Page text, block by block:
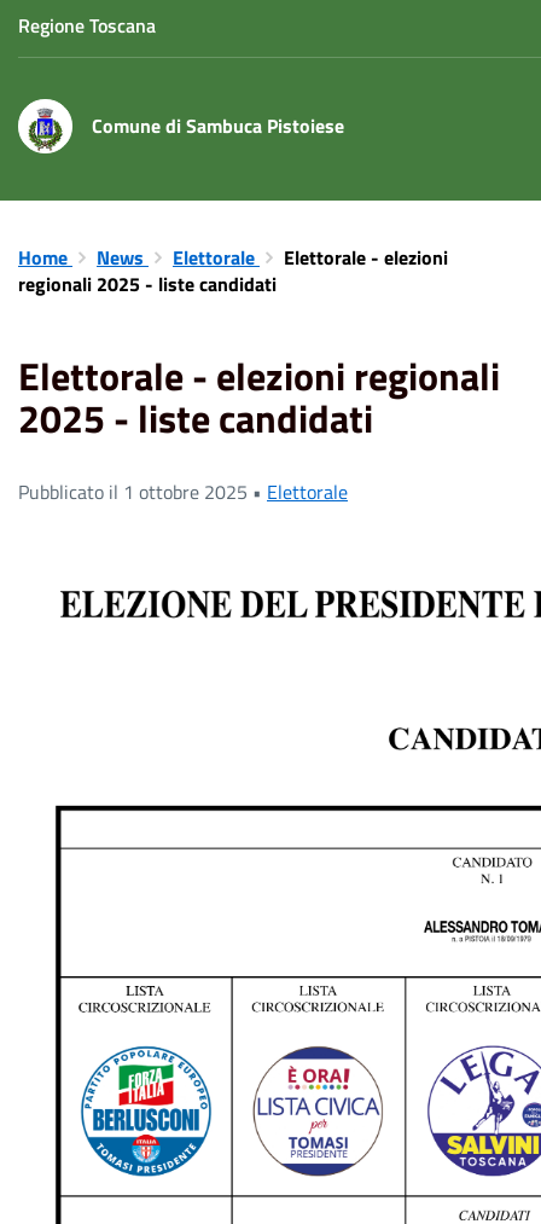
Regione Toscana
Comune di Sambuca Pistoiese
Home News Elettorale
Elettorale - elezioni
regionali 2025 - liste candidati
Elettorale - elezioni regionali
2025 - liste candidati
Pubblicato il 1 ottobre 2025 • Elettorale